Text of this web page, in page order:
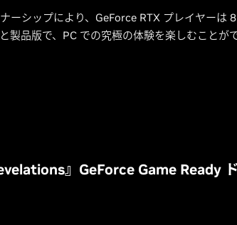
ーシップにより、GeForce RTX プレイヤーは 8
製品版で、PC での究極の体験を楽しむことが
』GeForce Game Ready ド